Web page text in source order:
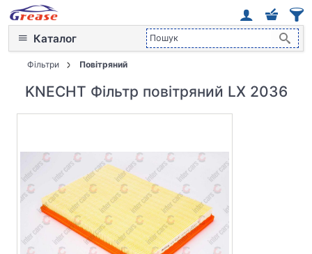
Каталог
Фільтри Повітряний
KNECHT Фільтр повітряний LX 2036